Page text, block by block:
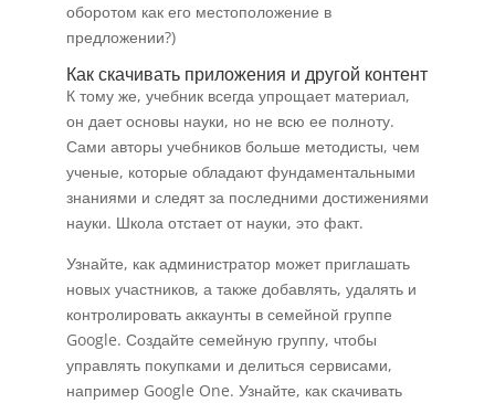
оборотом как его местоположение в
предложении?)
Как скачивать приложения и другой контент
К тому же, учебник всегда упрощает материал,
он дает основы науки, но не всю ее полноту.
Сами авторы учебников больше методисты, чем
ученые, которые обладают фундаментальными
знаниями и следят за последними достижениями
науки. Школа отстает от науки, это факт.
Узнайте, как администратор может приглашать
новых участников, а также добавлять, удалять и
контролировать аккаунты в семейной группе
Google. Создайте семейную группу, чтобы
управлять покупками и делиться сервисами,
например Google One. Узнайте, как скачивать